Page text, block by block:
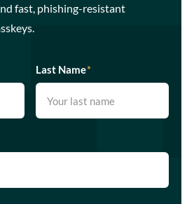
fast, phishing-resistant
Last Name*